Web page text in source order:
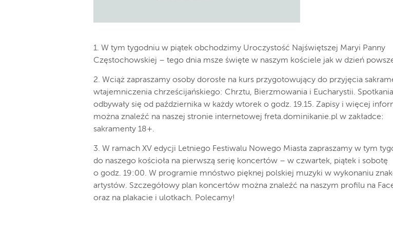
1. W tym tygodniu w piątek obchodzimy Uroczystość Najświętszej Maryi Panny
Częstochowskiej – tego dnia msze święte w naszym kościele jak w dzień
2. Wciąż zapraszamy osoby dorosłe na kurs przygotowujący do przyjęcia
wtajemniczenia chrześcijańskiego: Chrztu, Bierzmowania i Eucharystii.
odbywały się od października w każdy wtorek o godz. 19.15. Zapisy i więcej
można znaleźć na naszej stronie internetowej freta.dominikanie.pl w zakładce:
sakramenty 18+.
3. W ramach XV edycji Letniego Festiwalu Nowego Miasta zapraszamy w tym
do naszego kościoła na pierwszą serię koncertów – w czwartek, piątek i sobotę
o godz. 19:00. W programie mnóstwo pięknej polskiej muzyki w wykonaniu
artystów. Szczegółowy plan koncertów można znaleźć na naszym profilu na
oraz na plakacie i ulotkach. Polecamy!